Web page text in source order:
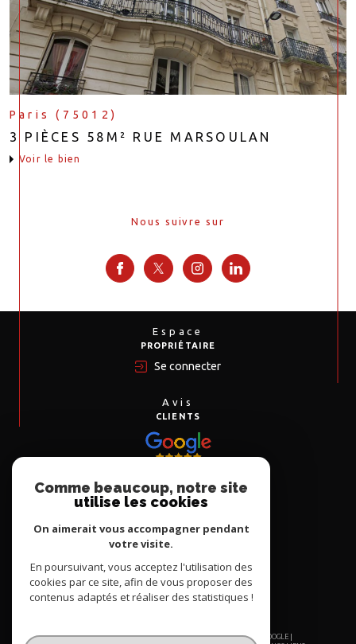
Paris (75012)
3 PIÈCES 58M² RUE MARSOULAN
voir le bien
Nous suivre sur
Espace
PROPRIÉTAIRE
Se connecter
Avis
CLIENTS
Nous
ADHÉRONS
© 2026 | TOUS DROITS RÉSERVÉS | TRADUCTION POWERED BY GOOGLE |
Comme beaucoup, notre site
utilise les cookies
On aimerait vous accompagner pendant
votre visite.
En poursuivant, vous acceptez l'utilisation des
cookies par ce site, afin de vous proposer des
contenus adaptés et réaliser des statistiques !